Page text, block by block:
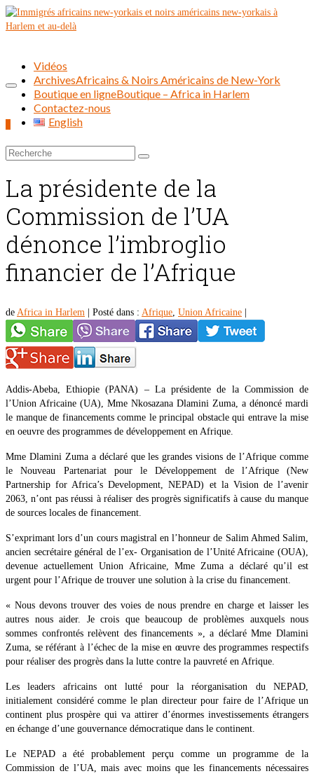
Rechercher :
Vidéos
ArchivesAfricains & Noirs Américains de New-York
Boutique en ligneBoutique – Africa in Harlem
Contactez-nous
English
La présidente de la
Commission de l’UA
dénonce l’imbroglio
financier de l’Afrique
de Africa in Harlem Posté dans : Afrique, Union Africaine
Addis-Abeba, Ethiopie (PANA) – La présidente de la Commission de
l’Union Africaine (UA), Mme Nkosazana Dlamini Zuma, a dénoncé mardi
le manque de financements comme le principal obstacle qui entrave la mise
en oeuvre des programmes de développement en Afrique.
Mme Dlamini Zuma a déclaré que les grandes visions de l’Afrique comme
le Nouveau Partenariat pour le Développement de l’Afrique (New
Partnership for Africa’s Development, NEPAD) et la Vision de l’avenir
2063, n’ont pas réussi à réaliser des progrès significatifs à cause du manque
de sources locales de financement.
S’exprimant lors d’un cours magistral en l’honneur de Salim Ahmed Salim,
ancien secrétaire général de l’ex- Organisation de l’Unité Africaine (OUA),
devenue actuellement Union Africaine, Mme Zuma a déclaré qu’il est
urgent pour l’Afrique de trouver une solution à la crise du financement.
« Nous devons trouver des voies de nous prendre en charge et laisser les
autres nous aider. Je crois que beaucoup de problèmes auxquels nous
sommes confrontés relèvent des financements », a déclaré Mme Dlamini
Zuma, se référant à l’échec de la mise en œuvre des programmes respectifs
pour réaliser des progrès dans la lutte contre la pauvreté en Afrique.
Les leaders africains ont lutté pour la réorganisation du NEPAD,
initialement considéré comme le plan directeur pour faire de l’Afrique un
continent plus prospère qui va attirer d’énormes investissements étrangers
en échange d’une gouvernance démocratique dans le continent.
Le NEPAD a été probablement perçu comme un programme de la
Commission de l’UA, mais avec moins que les financements nécessaires